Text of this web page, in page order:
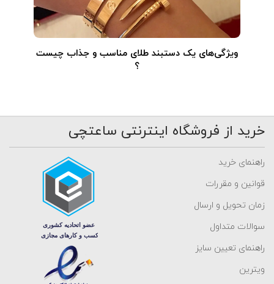
ویژگی‌های یک دستبند طلای مناسب و جذاب چیست
؟
خرید از فروشگاه اینترنتی ساعتچی
راهنمای خرید
قوانین و مقررات
زمان تحویل و ارسال
سوالات متداول
راهنمای تعیین سایز
ویترین